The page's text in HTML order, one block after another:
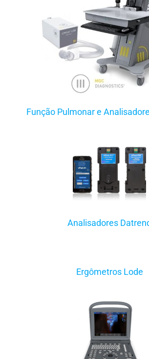
Função Pulmonar e
Analisadores
Ergômetros Lode